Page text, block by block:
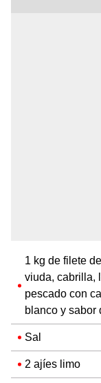
1 kg de filete
viuda, cabrilla,
pescado con
blanco y sabor
Sal
2 ajíes limo